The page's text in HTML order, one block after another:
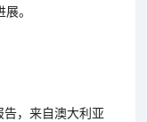
。
，来自澳大利亚